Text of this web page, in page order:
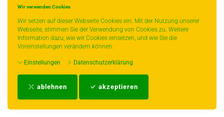
Wir verwenden Cookies
Wir setzen auf dieser Webseite Cookies ein. Mit der Nutzung unserer
Webseite, stimmen Sie der Verwendung von Cookies zu. Weitere
Information dazu, wie wir Cookies einsetzen, und wie Sie die
Voreinstellungen verändern können:
Einstellungen Datenschutzerklärung
ablehnen akzeptieren
* gilt für Lieferungen innerhalb Deutschlands, Lieferzeiten für andere Länder
entnehmen Sie bitte der Schaltfläche mit den Versandinformationen.
Impressum-AGB-Zahlungs- und Versandbedingungen
Biozertifikat
Widerrufsrecht Datenschutzerklärung